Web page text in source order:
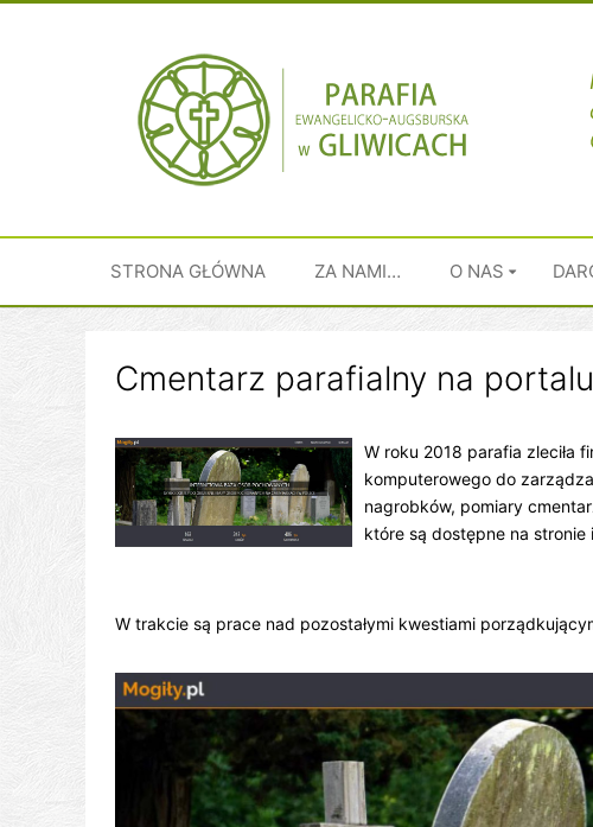
STRONA GŁÓWNA ZA NAMI… O NAS
Cmentarz parafialny na
W roku 2018 parafia zleciła
komputerowego do
nagrobków, pomiary
które są dostępne na
W trakcie są prace nad pozostałymi kwestiami